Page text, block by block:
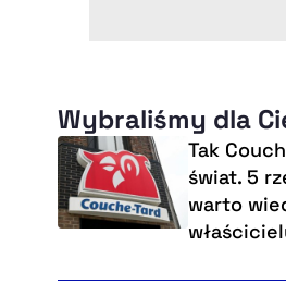
Wybraliśmy dla
Tak
świat. 5
warto